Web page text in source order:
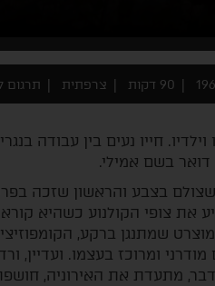
90 דקות צרפתית תרגום
חייו נעים בין עבודה
בשם אמילי.
בצבע והראשון שזכה
את צופי הקולנוע כשהיא
שמתנגן ברקע,
ומרוכז בעצמו. ועדיין,
מתעדת את האירוניה,